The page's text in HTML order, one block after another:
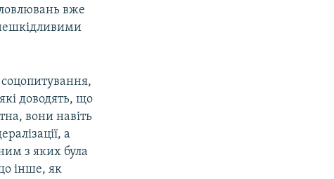
вже
доводять, що
вони навіть
а
з яких була
інше, як